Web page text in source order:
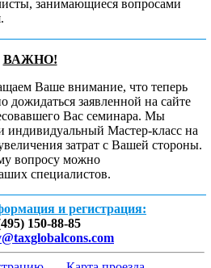
занимающиеся вопросами
ВАЖНО!
Ваше внимание, что теперь
дожидаться заявленной на сайте
Вас семинара. Мы
индивидуальный Мастер-класс на
затрат с Вашей стороны.
вопросу можно
специалистов.
и регистрация:
150-88-85